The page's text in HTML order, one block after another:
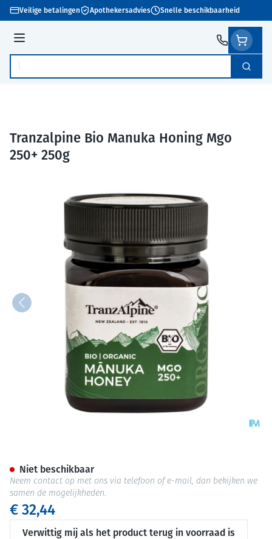
Ga naar de inhoud
Veilige betalingen Apothekersadvies Snelle beschikbaarheid
Menu
Product, merk, categorie... Zoek
Tranzalpine Bio Manuka Honing Mgo
250+ 250g
€ 32,44
Verwittig mij als het product terug in voorraad is
Niet beschikbaar
Neem contact op met ons via telefoon of e-mail, dan bekijken we
samen de mogelijkheden.